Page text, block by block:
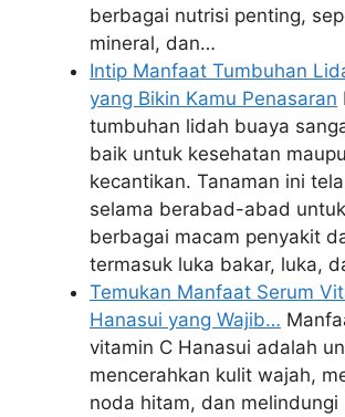
berbagai nutrisi penting,
mineral, dan…
Intip Manfaat Tumbuhan
yang Bikin Kamu Penasaran
tumbuhan lidah buaya
baik untuk kesehatan
kecantikan. Tanaman ini
selama berabad-abad
berbagai macam penyakit
termasuk luka bakar, luka,
Temukan Manfaat Serum
Hanasui yang Wajib…
vitamin C Hanasui adalah
mencerahkan kulit wajah,
noda hitam, dan melindungi